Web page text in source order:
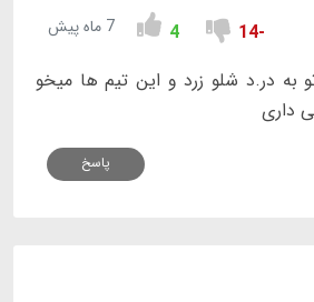
-14
4 7 ماه پیش
به در.د شلو زرد و این تیم ها میخو
داری
پاسخ